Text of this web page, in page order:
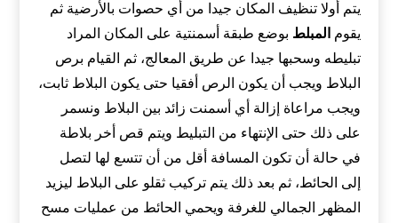
يتم أولا تنظيف المكان جيدا من أي حصوات بالأرضية ثم
يقوم المبلط بوضع طبقة أسمنتية على المكان المراد
تبليطه وسحبها جيدا عن طريق المعالج، ثم القيام برص
البلاط ويجب أن يكون الرص أفقيا حتى يكون البلاط ثابت،
ويجب مراعاة إزالة أي أسمنت زائد بين البلاط ونسمر
على ذلك حتى الإنتهاء من التبليط ويتم قص أخر بلاطة
في حالة أن تكون المسافة أقل من أن تتسع لها لتصل
إلى الحائط، ثم بعد ذلك يتم تركيب ثقلو على البلاط ليزيد
المظهر الجمالي للغرفة ويحمي الحائط من عمليات مسح